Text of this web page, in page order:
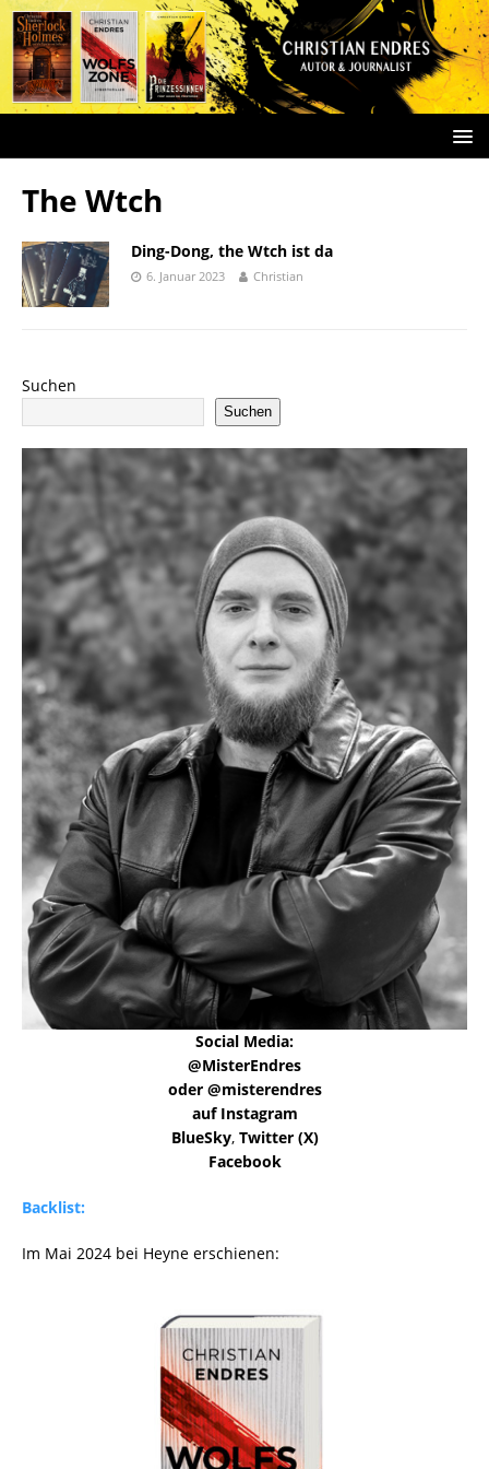
The Wtch
Ding-Dong, the Wtch ist da
6. Januar 2023 Christian
Suchen
Suchen
Social Media:
@MisterEndres
oder @misterendres
auf Instagram
BlueSky, Twitter (X)
Facebook
Backlist:
Im Mai 2024 bei Heyne erschienen: